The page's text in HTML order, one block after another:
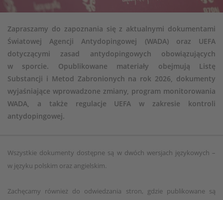
Zapraszamy do zapoznania się z aktualnymi dokumentami
Światowej Agencji Antydopingowej (WADA) oraz UEFA
dotyczącymi zasad antydopingowych obowiązujących
w sporcie. Opublikowane materiały obejmują Listę
Substancji i Metod Zabronionych na rok 2026, dokumenty
wyjaśniające wprowadzone zmiany, program monitorowania
WADA, a także regulacje UEFA w zakresie kontroli
antydopingowej.
Wszystkie dokumenty dostępne są w dwóch wersjach językowych –
w języku polskim oraz angielskim.
Zachęcamy również do odwiedzania stron, gdzie publikowane są